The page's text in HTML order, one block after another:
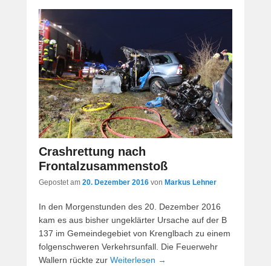
Crashrettung nach
Frontalzusammenstoß
Gepostet am 20. Dezember 2016 von Markus Lehner
In den Morgenstunden des 20. Dezember 2016
kam es aus bisher ungeklärter Ursache auf der B
137 im Gemeindegebiet von Krenglbach zu einem
folgenschweren Verkehrsunfall. Die Feuerwehr
Wallern rückte zur Weiterlesen →